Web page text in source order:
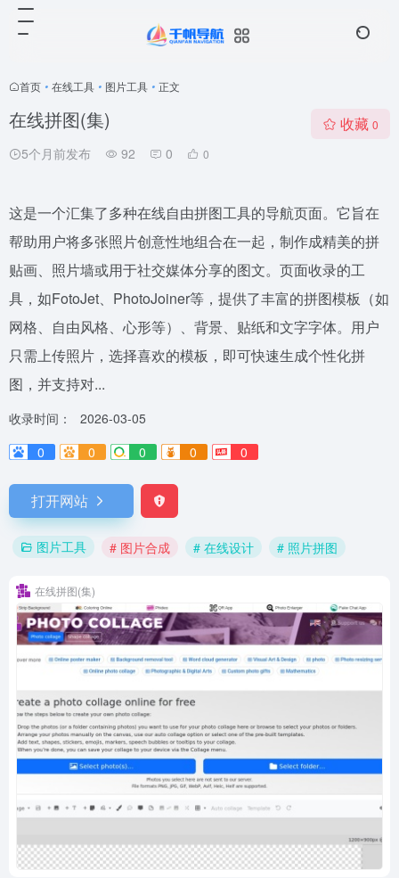
首页 • 在线工具 • 图片工具 • 正文
在线拼图(集)
5个月前发布 92 0 0
收藏 0
这是一个汇集了多种在线自由拼图工具的导航页面。它旨在
帮助用户将多张照片创意性地组合在一起，制作成精美的拼
贴画、照片墙或用于社交媒体分享的图文。页面收录的工
具，如FotoJet、PhotoJoiner等，提供了丰富的拼图模板（如
网格、自由风格、心形等）、背景、贴纸和文字字体。用户
只需上传照片，选择喜欢的模板，即可快速生成个性化拼
图，并支持对...
收录时间：
2026-03-05
0
0 0 0 0
打开网站
图片工具 # 图片合成 # 在线设计 # 照片拼图
在线拼图(集)